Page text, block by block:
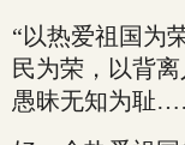
“以热爱祖国为
民为荣，以背
愚昧无知为耻